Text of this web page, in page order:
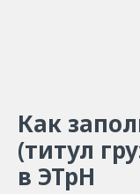
Как
(титул
в ЭТрН